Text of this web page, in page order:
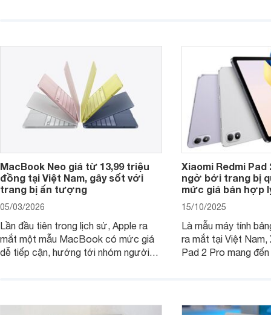
MacBook đáng cân nhắc dành cho
MacBook Neo giá từ 13,99 triệu
đồng tại Việt Nam, gây sốt với
trang bị ấn tượng
05/03/2026
Lần đầu tiên trong lịch sử, Apple ra
mắt một mẫu MacBook có mức giá
dễ tiếp cận, hướng tới nhóm người
hút sự quan tâm lớn từ thị trường.
Xiaomi Redmi Pad
ngờ bởi trang bị
mức giá bán hợp
15/10/2025
Là mẫu máy tính
ra mắt tại Việt Nam,
Pad 2 Pro mang